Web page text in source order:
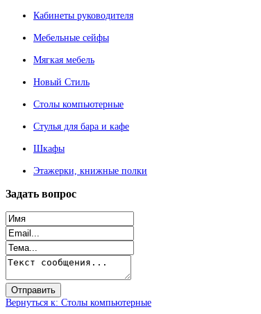
Кабинеты руководителя
Мебельные сейфы
Мягкая мебель
Новый Стиль
Столы компьютерные
Стулья для бара и кафе
Шкафы
Этажерки, книжные полки
Задать вопрос
Вернуться к: Столы компьютерные